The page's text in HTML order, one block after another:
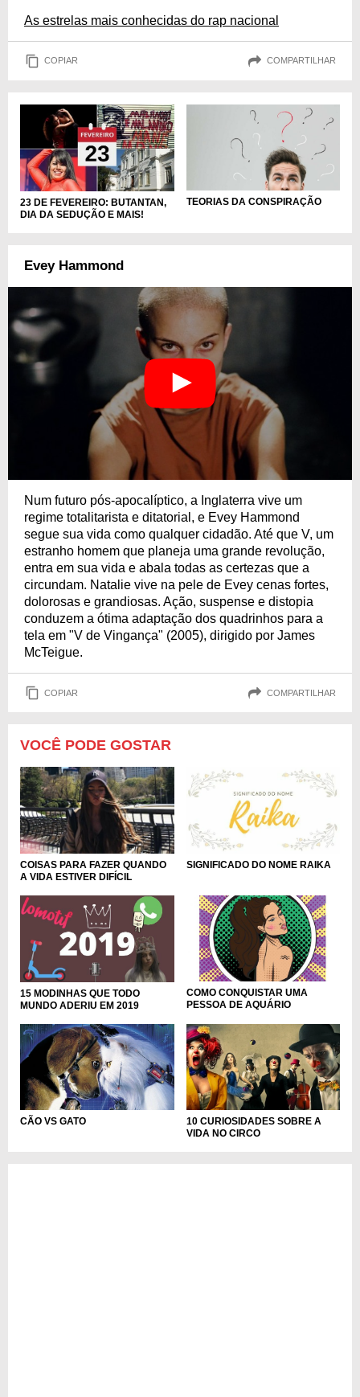
As estrelas mais conhecidas do rap nacional
COPIAR COMPARTILHAR
23 DE FEVEREIRO: BUTANTAN,
DIA DA SEDUÇÃO E MAIS!
TEORIAS DA CONSPIRAÇÃO
Evey Hammond
Num futuro pós-apocalíptico, a Inglaterra vive um
regime totalitarista e ditatorial, e Evey Hammond
segue sua vida como qualquer cidadão. Até que V, um
estranho homem que planeja uma grande revolução,
entra em sua vida e abala todas as certezas que a
circundam. Natalie vive na pele de Evey cenas fortes,
dolorosas e grandiosas. Ação, suspense e distopia
conduzem a ótima adaptação dos quadrinhos para a
tela em "V de Vingança" (2005), dirigido por James
McTeigue.
COPIAR COMPARTILHAR
VOCÊ PODE GOSTAR
COISAS PARA FAZER QUANDO
A VIDA ESTIVER DIFÍCIL
SIGNIFICADO DO NOME RAIKA
15 MODINHAS QUE TODO
MUNDO ADERIU EM 2019
COMO CONQUISTAR UMA
PESSOA DE AQUÁRIO
CÃO VS GATO
10 CURIOSIDADES SOBRE A
VIDA NO CIRCO